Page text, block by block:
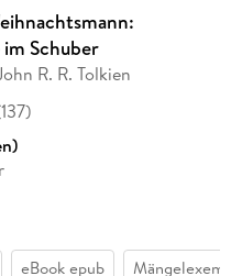
im Schuber
R. R. Tolkien
137)
eBook epub